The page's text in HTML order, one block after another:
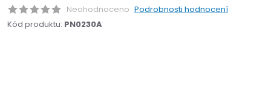
Neohodnoceno Podrobnosti hodnocení
Kód produktu: PN0230A